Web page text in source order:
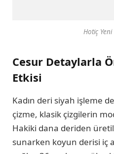
Hotiç
Cesur Detaylarla
Etkisi
Kadın deri siyah işleme
çizme, klasik çizgilerin
Hakiki dana deriden
sunarken koyun derisi iç